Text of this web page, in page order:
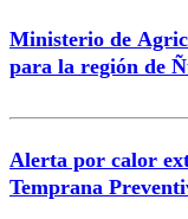
Ministerio de
para la región de
Alerta por calor
Temprana